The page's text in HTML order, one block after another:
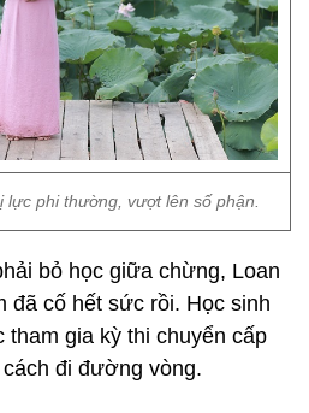
lực phi thường, vượt lên số phận.
bỏ học giữa chừng, Loan
đã cố hết sức rồi. Học sinh
tham gia kỳ thi chuyển cấp
đi đường vòng.